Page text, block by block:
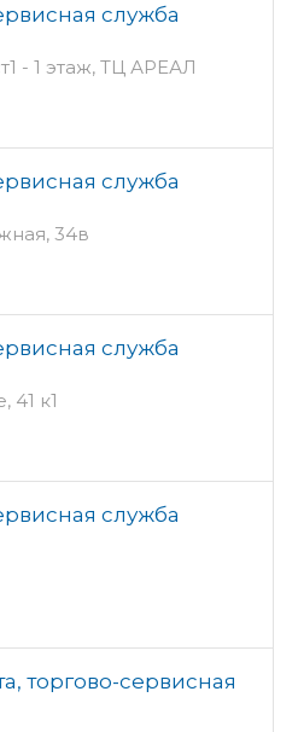
служба
- 1 этаж, ТЦ АРЕАЛ
служба
34в
служба
41 к1
служба
торгово-сервисная